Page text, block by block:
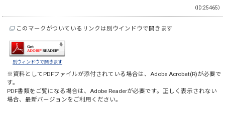
（ID:25465）
このマークがついているリンクは別ウインドウで開きます
別ウィンドウで開きます
※資料としてPDFファイルが添付されている場合は、 Adobe Acrobat(R)が必要で
す。
PDF書類をご覧になる場合は、 Adobe Readerが必要です。正しく表示されない
場合、最新バージョンをご利用ください。